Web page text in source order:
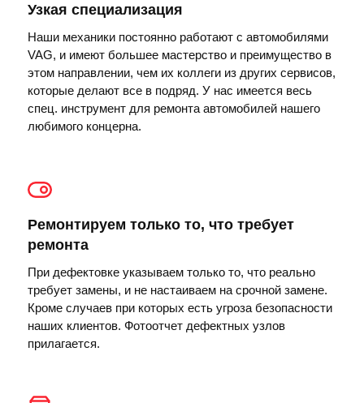
Узкая специализация
Наши механики постоянно работают с автомобилями
VAG, и имеют большее мастерство и преимущество в
этом направлении, чем их коллеги из других сервисов,
которые делают все в подряд. У нас имеется весь
спец. инструмент для ремонта автомобилей нашего
любимого концерна.
Ремонтируем только то, что требует
ремонта
При дефектовке указываем только то, что реально
требует замены, и не настаиваем на срочной замене.
Кроме случаев при которых есть угроза безопасности
наших клиентов. Фотоотчет дефектных узлов
прилагается.